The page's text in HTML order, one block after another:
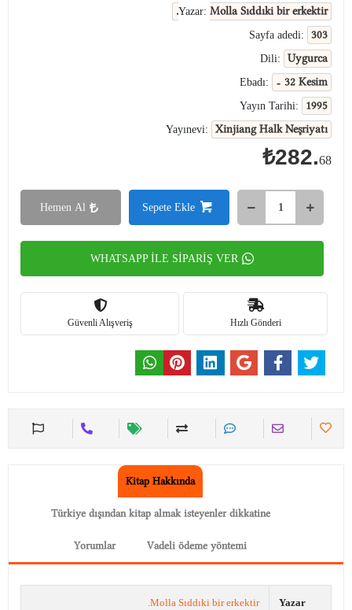
Yazar: Molla Sıddıki bir erkektir.
Sayfa adedi: 303
Dili: Uygurca
Ebadı: - 32 Kesim
Yayın Tarihi: 1995
Yayınevi: Xinjiang Halk Neşriyatı
₺282.68
Sepete Ekle
Hemen Al
WHATSAPP İLE SİPARİŞ VER
Hızlı Gönderi
Güvenli Alışveriş
Kitap Hakkında
Türkiye dışından kitap almak isteyenler dikkatine
Vadeli ödeme yöntemi
Yorumlar
Yazar
Molla Sıddıki bir erkektir.